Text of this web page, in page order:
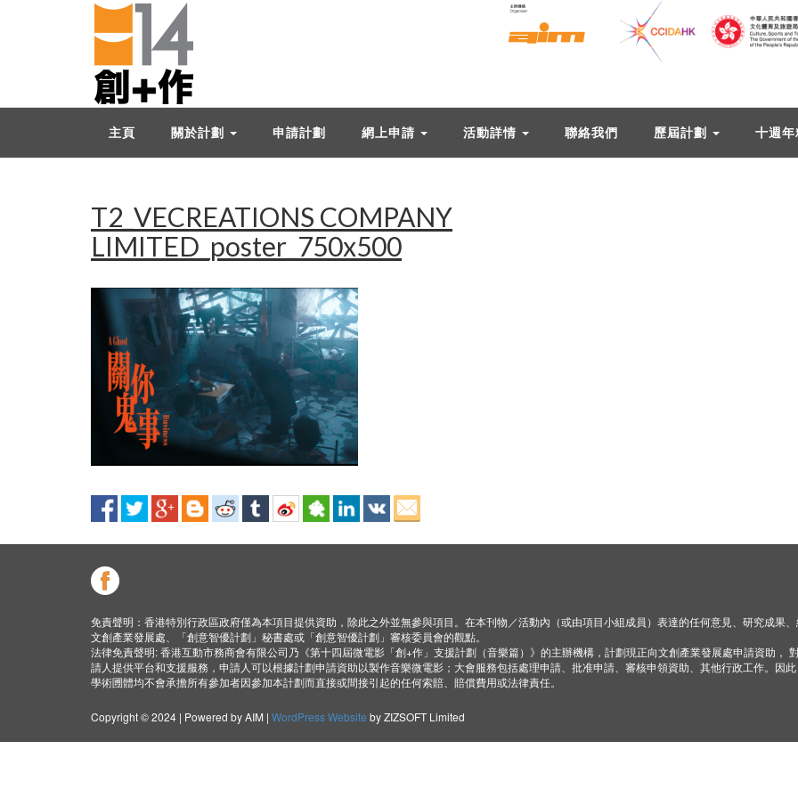
主頁 關於計劃 申請計劃 網上申請 活動詳情 聯絡我們 歷屆計劃 十週
T2_VECREATIONS COMPANY
LIMITED_poster_750x500
免責聲明：香港特別行政區政府僅為本項目提供資助，除此之外並無參與項目。在本刊物／活動內（或由項目小組成員）表達的任何意見、研究成果
文創產業發展處、「創意智優計劃」秘書處或「創意智優計劃」審核委員會的觀點。
法律免責聲明: 香港互動市務商會有限公司乃《第十四屆微電影「創+作」支援計劃（音樂篇）》的主辦機構，計劃現正向文創產業發展處申請資助，
請人提供平台和支援服務，申請人可以根據計劃申請資助以製作音樂微電影；大會服務包括處理申請、批准申請、審核申領資助、其他行政工作。因
學術圑體均不會承擔所有參加者因參加本計劃而直接或間接引起的任何索賠、賠償費用或法律責任。
Copyright © 2024 | Powered by AIM | WordPress Website by ZIZSOFT Limited